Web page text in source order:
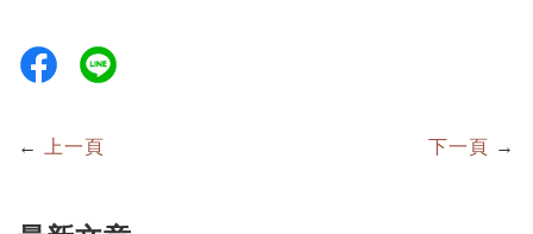
← 上一頁 下一頁 →